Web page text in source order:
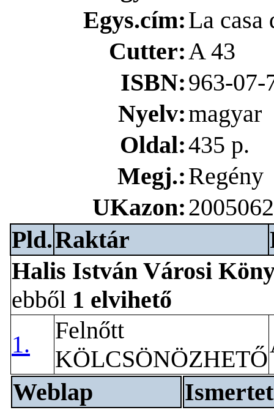
Egys.cím:La casa
Cutter:A 43
ISBN:963-07-
Nyelv:magyar
Oldal:435 p.
Megj.:Regény
UKazon:
Pld.Raktár
Halis István Városi
ebből 1 elvihető
1.
Felnőtt
KÖLCSÖNÖZHETŐ
Weblap